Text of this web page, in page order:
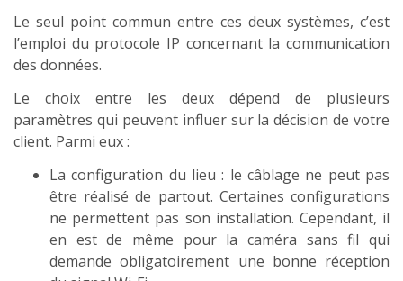
Le seul point commun entre ces deux systèmes, c’est
l’emploi du protocole IP concernant la communication
des données.
Le choix entre les deux dépend de plusieurs
paramètres qui peuvent influer sur la décision de votre
client. Parmi eux :
La configuration du lieu : le câblage ne peut pas
être réalisé de partout. Certaines configurations
ne permettent pas son installation. Cependant, il
en est de même pour la caméra sans fil qui
demande obligatoirement une bonne réception